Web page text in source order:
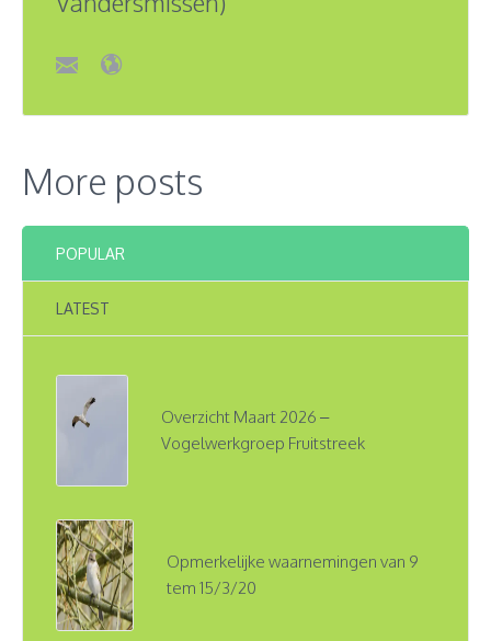
More posts
POPULAR
LATEST
Overzicht Maart 2026 –
Vogelwerkgroep Fruitstreek
Opmerkelijke waarnemingen van 9
tem 15/3/20